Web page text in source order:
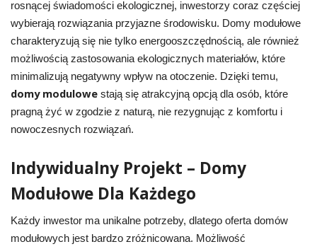
rosnącej świadomości ekologicznej, inwestorzy coraz częściej
wybierają rozwiązania przyjazne środowisku. Domy modułowe
charakteryzują się nie tylko energooszczędnością, ale również
możliwością zastosowania ekologicznych materiałów, które
minimalizują negatywny wpływ na otoczenie. Dzięki temu,
domy modulowestają się atrakcyjną opcją dla osób, które
pragną żyć w zgodzie z naturą, nie rezygnując z komfortu i
nowoczesnych rozwiązań.
Indywidualny Projekt – Domy
Modułowe Dla Każdego
Każdy inwestor ma unikalne potrzeby, dlatego oferta domów
modułowych jest bardzo zróżnicowana. Możliwość